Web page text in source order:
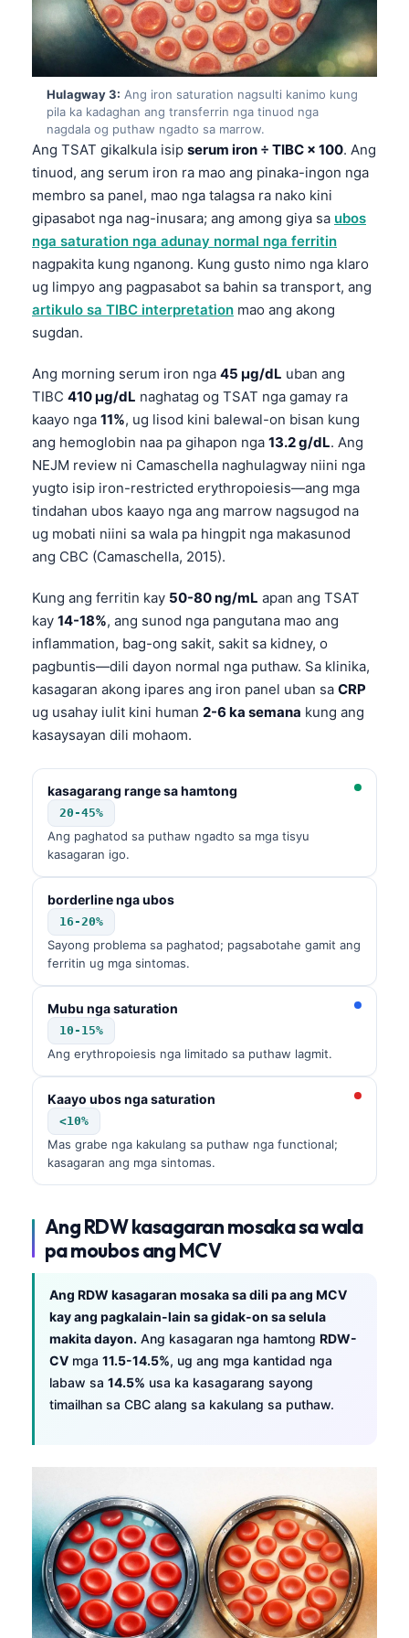
Hulagway 3: Ang iron saturation nagsulti kanimo kung
pila ka kadaghan ang transferrin nga tinuod nga
nagdala og puthaw ngadto sa marrow.
Ang TSAT gikalkula isip serum iron ÷ TIBC × 100. Ang
tinuod, ang serum iron ra mao ang pinaka-ingon nga
membro sa panel, mao nga talagsa ra nako kini
gipasabot nga nag-inusara; ang among giya sa ubos
nga saturation nga adunay normal nga ferritin
nagpakita kung nganong. Kung gusto nimo nga klaro
ug limpyo ang pagpasabot sa bahin sa transport, ang
artikulo sa TIBC interpretation mao ang akong
sugdan.
Ang morning serum iron nga 45 µg/dL uban ang
TIBC 410 µg/dL naghatag og TSAT nga gamay ra
kaayo nga 11%, ug lisod kini balewal-on bisan kung
ang hemoglobin naa pa gihapon nga 13.2 g/dL. Ang
NEJM review ni Camaschella naghulagway niini nga
yugto isip iron-restricted erythropoiesis—ang mga
tindahan ubos kaayo nga ang marrow nagsugod na
ug mobati niini sa wala pa hingpit nga makasunod
ang CBC (Camaschella, 2015).
Kung ang ferritin kay 50-80 ng/mL apan ang TSAT
kay 14-18%, ang sunod nga pangutana mao ang
inflammation, bag-ong sakit, sakit sa kidney, o
pagbuntis—dili dayon normal nga puthaw. Sa klinika,
kasagaran akong ipares ang iron panel uban sa CRP
ug usahay iulit kini human 2-6 ka semana kung ang
kasaysayan dili mohaom.
kasagarang range sa hamtong
20-45%
Ang paghatod sa puthaw ngadto sa mga tisyu
kasagaran igo.
borderline nga ubos
16-20%
Sayong problema sa paghatod; pagsabotahe gamit ang
ferritin ug mga sintomas.
Mubu nga saturation
10-15%
Ang erythropoiesis nga limitado sa puthaw lagmit.
Kaayo ubos nga saturation
<10%
Mas grabe nga kakulang sa puthaw nga functional;
kasagaran ang mga sintomas.
Ang RDW kasagaran mosaka sa wala
pa moubos ang MCV
Ang RDW kasagaran mosaka sa dili pa ang MCV
kay ang pagkalain-lain sa gidak-on sa selula
makita dayon. Ang kasagaran nga hamtong RDW-
CV mga 11.5-14.5%, ug ang mga kantidad nga
labaw sa 14.5% usa ka kasagarang sayong
timailhan sa CBC alang sa kakulang sa puthaw.